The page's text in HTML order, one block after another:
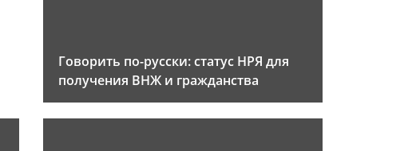
Говорить по-русски: статус НРЯ для
получения ВНЖ и гражданства